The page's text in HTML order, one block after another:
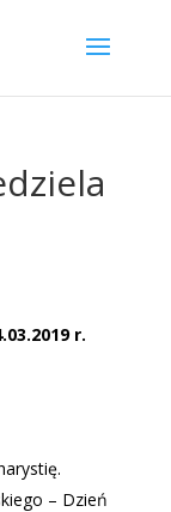
r.
– Dzień